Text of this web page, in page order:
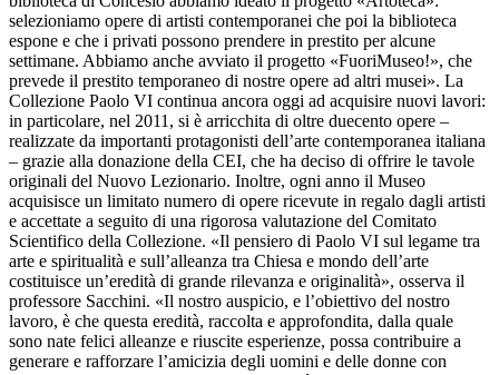
selezioniamo opere di artisti contemporanei che poi la biblioteca
espone e che i privati possono prendere in prestito per alcune
settimane. Abbiamo anche avviato il progetto «FuoriMuseo!», che
prevede il prestito temporaneo di nostre opere ad altri musei». La
Collezione Paolo VI continua ancora oggi ad acquisire nuovi lavori:
in particolare, nel 2011, si è arricchita di oltre duecento opere –
realizzate da importanti protagonisti dell’arte contemporanea italiana
– grazie alla donazione della CEI, che ha deciso di offrire le tavole
originali del Nuovo Lezionario. Inoltre, ogni anno il Museo
acquisisce un limitato numero di opere ricevute in regalo dagli artisti
e accettate a seguito di una rigorosa valutazione del Comitato
Scientifico della Collezione. «Il pensiero di Paolo VI sul legame tra
arte e spiritualità e sull’alleanza tra Chiesa e mondo dell’arte
costituisce un’eredità di grande rilevanza e originalità», osserva il
professore Sacchini. «Il nostro auspicio, e l’obiettivo del nostro
lavoro, è che questa eredità, raccolta e approfondita, dalla quale
sono nate felici alleanze e riuscite esperienze, possa contribuire a
generare e rafforzare l’amicizia degli uomini e delle donne con